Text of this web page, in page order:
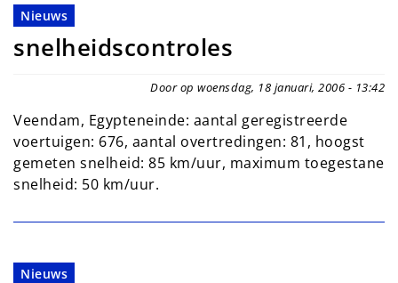
Nieuws
snelheidscontroles
Door op woensdag, 18 januari, 2006 - 13:42
Veendam, Egypteneinde: aantal geregistreerde
voertuigen: 676, aantal overtredingen: 81, hoogst
gemeten snelheid: 85 km/uur, maximum toegestane
snelheid: 50 km/uur.
Nieuws